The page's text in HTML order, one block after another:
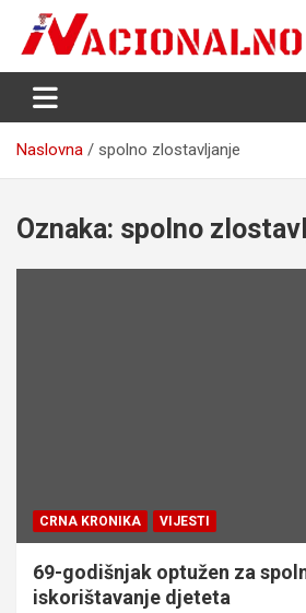
content
NacionalnoPlus.hr
Nacija želi znati više
Naslovna spolno zlostavljanje
Oznaka: spolno
CRNA KRONIKA VIJESTI
69-godišnjak optužen za
iskorištavanje djeteta